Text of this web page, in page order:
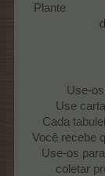
Plante
Use-
Use
Cada
Você recebe
Use-os
coletar